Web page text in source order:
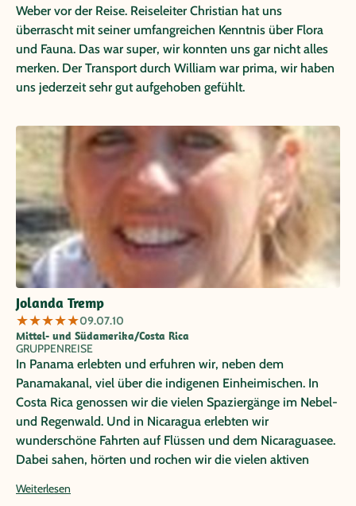
Weber vor der Reise. Reiseleiter Christian hat uns
überrascht mit seiner umfangreichen Kenntnis über Flora
und Fauna. Das war super, wir konnten uns gar nicht alles
merken. Der Transport durch William war prima, wir haben
uns jederzeit sehr gut aufgehoben gefühlt.
Jolanda Tremp
★★★★★09.07.10
Mittel- und Südamerika/Costa Rica
GRUPPENREISE
In Panama erlebten und erfuhren wir, neben dem
Panamakanal, viel über die indigenen Einheimischen. In
Costa Rica genossen wir die vielen Spaziergänge im Nebel-
und Regenwald. Und in Nicaragua erlebten wir
wunderschöne Fahrten auf Flüssen und dem Nicaraguasee.
Dabei sahen, hörten und rochen wir die vielen aktiven
mit meiner tollen Reisegruppe.
Weiterlesen